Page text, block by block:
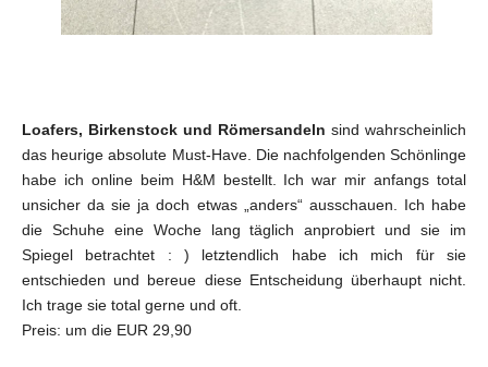
Loafers, Birkenstock und Römersandeln sind wahrscheinlich
das heurige absolute Must-Have. Die nachfolgenden Schönlinge
habe ich online beim H&M bestellt. Ich war mir anfangs total
unsicher da sie ja doch etwas „anders“ ausschauen. Ich habe
die Schuhe eine Woche lang täglich anprobiert und sie im
Spiegel betrachtet : ) letztendlich habe ich mich für sie
entschieden und bereue diese Entscheidung überhaupt nicht.
Ich trage sie total gerne und oft.
Preis: um die EUR 29,90